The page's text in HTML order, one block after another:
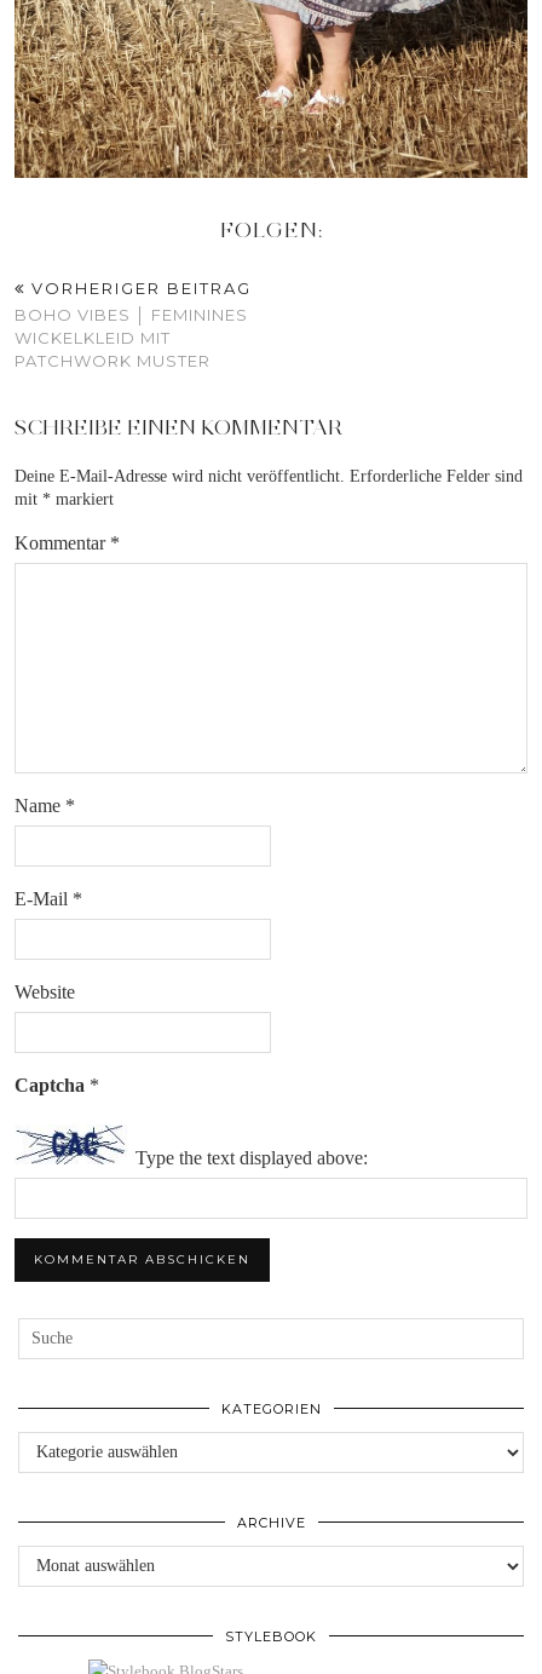
FOLGEN:
VORHERIGER BEITRAG
BOHO VIBES │ FEMININES
WICKELKLEID MIT
PATCHWORK MUSTER
SCHREIBE EINEN KOMMENTAR
Deine E-Mail-Adresse wird nicht veröffentlicht. Erforderliche Felder sind
mit * markiert
Kommentar *
Name *
E-Mail *
Website
Captcha *
Type the text displayed above:
KATEGORIEN
Kategorien
ARCHIVE
Archive
STYLEBOOK